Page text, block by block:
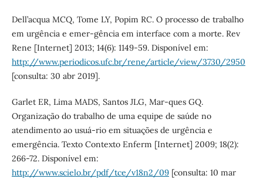
Dell’acqua MCQ, Tome LY, Popim RC. O processo de trabalho
em urgência e emer-gência em interface com a morte. Rev
Rene [Internet] 2013; 14(6): 1149-59. Disponível em:
http://www.periodicos.ufc.br/rene/article/view/3730/2950
[consulta: 30 abr 2019].
Garlet ER, Lima MADS, Santos JLG, Mar-ques GQ.
Organização do trabalho de uma equipe de saúde no
atendimento ao usuá-rio em situações de urgência e
emergência. Texto Contexto Enferm [Internet] 2009; 18(2):
266-72. Disponível em:
http://www.scielo.br/pdf/tce/v18n2/09[consulta: 10 mar